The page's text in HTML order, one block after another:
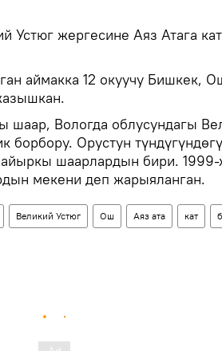
жергесине Аяз Атага
аймакка 12 окуучу Бишкек,
шаар, Вологда облусундагы
борбору. Орустун
шаарлардын бири.
мекени деп жарыяланган.
Великий Устюг Ош Аяз ата кат